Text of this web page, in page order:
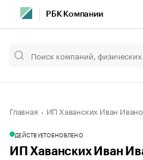
РБК Компании
Главная ИП Хаванских Иван
ДЕЙСТВУЕТОБНОВЛЕНО
ИП Хаванских Иван